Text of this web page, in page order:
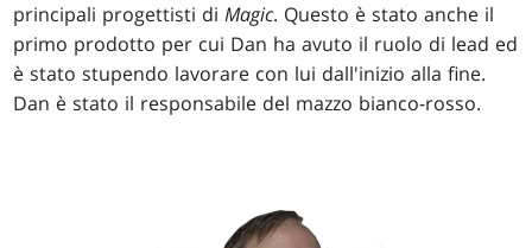
principali progettisti diMagic. Questo è stato anche il
primo prodotto per cui Dan ha avuto il ruolo di lead ed
è stato stupendo lavorare con lui dall'inizio alla fine.
Dan è stato il responsabile del mazzo bianco-rosso.